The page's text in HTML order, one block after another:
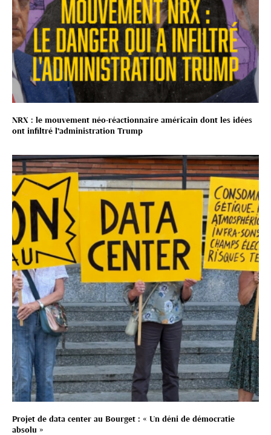
NRX : le mouvement néo-réactionnaire américain dont les idées
ont infiltré l’administration Trump
Projet de data center au Bourget : « Un déni de démocratie
absolu »